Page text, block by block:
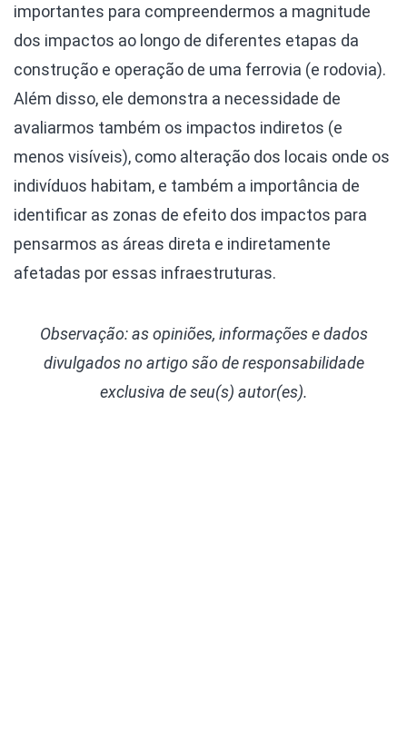
importantes para compreendermos a magnitude
dos impactos ao longo de diferentes etapas da
construção e operação de uma ferrovia (e rodovia).
Além disso, ele demonstra a necessidade de
avaliarmos também os impactos indiretos (e
menos visíveis), como alteração dos locais onde os
indivíduos habitam, e também a importância de
identificar as zonas de efeito dos impactos para
pensarmos as áreas direta e indiretamente
afetadas por essas infraestruturas.
Observação: as opiniões, informações e dados
divulgados no artigo são de responsabilidade
exclusiva de seu(s) autor(es).